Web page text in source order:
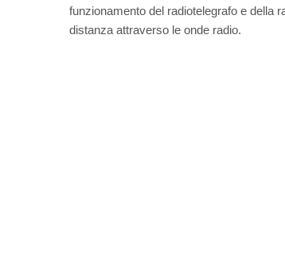
funzionamento del radiotelegrafo e della
distanza attraverso le onde radio.